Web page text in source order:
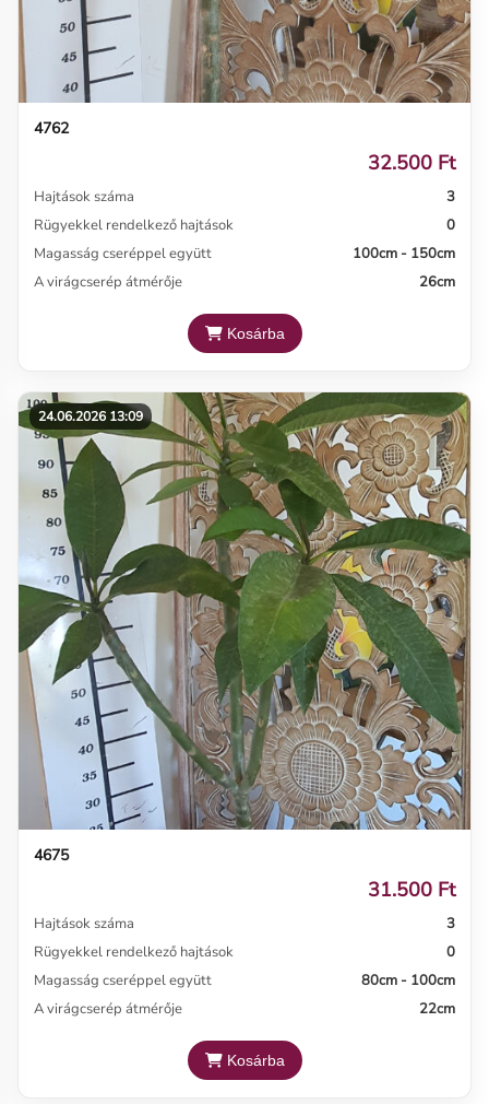
4762
32.500 Ft
Hajtások száma
3
Rügyekkel rendelkező hajtások
0
Magasság cseréppel együtt
100cm - 150cm
A virágcserép átmérője
26cm
Kosárba
24.06.2026 13:09
4675
31.500 Ft
Hajtások száma
3
Rügyekkel rendelkező hajtások
0
Magasság cseréppel együtt
80cm - 100cm
A virágcserép átmérője
22cm
Kosárba